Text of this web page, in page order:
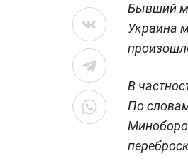
Бывший
Украина
В
По